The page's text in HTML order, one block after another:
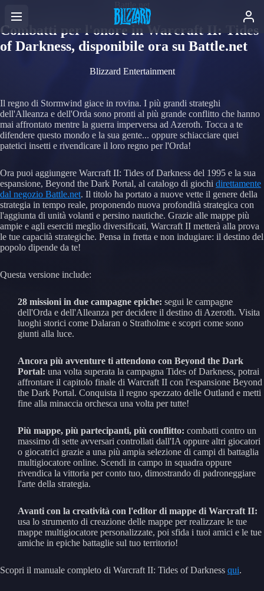
Combatti per l'onore in Warcraft II: Tides
of Darkness, disponibile ora su Battle.net
Blizzard Entertainment
Il regno di Stormwind giace in rovina. I più grandi strateghi
dell'Alleanza e dell'Orda sono pronti al più grande conflitto che hanno
mai affrontato mentre la guerra imperversa ad Azeroth. Tocca a te
difendere questo mondo e la sua gente... oppure schiacciare quei
patetici insetti e rivendicare il loro regno per l'Orda!
Ora puoi aggiungere Warcraft II: Tides of Darkness del 1995 e la sua
espansione, Beyond the Dark Portal, al catalogo di giochi direttamente
dal negozio Battle.net. Il titolo ha portato a nuove vette il genere della
strategia in tempo reale, proponendo nuova profondità strategica con
l'aggiunta di unità volanti e persino nautiche. Grazie alle mappe più
ampie e agli eserciti meglio diversificati, Warcraft II metterà alla prova
le tue capacità strategiche. Pensa in fretta e non indugiare: il destino del
popolo dipende da te!
Questa versione include:
28 missioni in due campagne epiche: segui le campagne
dell'Orda e dell'Alleanza per decidere il destino di Azeroth. Visita
luoghi storici come Dalaran o Stratholme e scopri come sono
giunti alla luce.
Ancora più avventure ti attendono con Beyond the Dark
Portal: una volta superata la campagna Tides of Darkness, potrai
affrontare il capitolo finale di Warcraft II con l'espansione Beyond
the Dark Portal. Conquista il regno spezzato delle Outland e metti
fine alla minaccia orchesca una volta per tutte!
Più mappe, più partecipanti, più conflitto: combatti contro un
massimo di sette avversari controllati dall'IA oppure altri giocatori
o giocatrici grazie a una più ampia selezione di campi di battaglia
multigiocatore online. Scendi in campo in squadra oppure
rivendica la vittoria per conto tuo, dimostrando di padroneggiare
l'arte della strategia.
Avanti con la creatività con l'editor di mappe di Warcraft II:
usa lo strumento di creazione delle mappe per realizzare le tue
mappe multigiocatore personalizzate, poi sfida i tuoi amici e le tue
amiche in epiche battaglie sul tuo territorio!
Scopri il manuale completo di Warcraft II: Tides of Darkness qui.